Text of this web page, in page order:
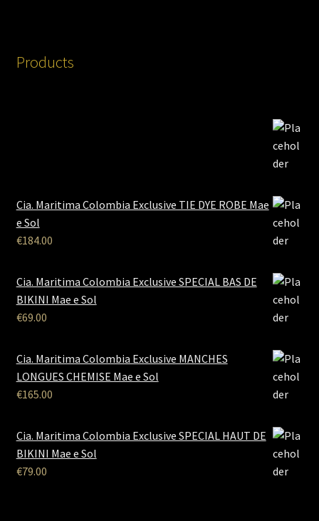
Products
Cia. Maritima Colombia Exclusive TIE DYE ROBE Mae
e Sol
€184.00
Cia. Maritima Colombia Exclusive SPECIAL BAS DE
BIKINI Mae e Sol
€69.00
Cia. Maritima Colombia Exclusive MANCHES
LONGUES CHEMISE Mae e Sol
€165.00
Cia. Maritima Colombia Exclusive SPECIAL HAUT DE
BIKINI Mae e Sol
€79.00